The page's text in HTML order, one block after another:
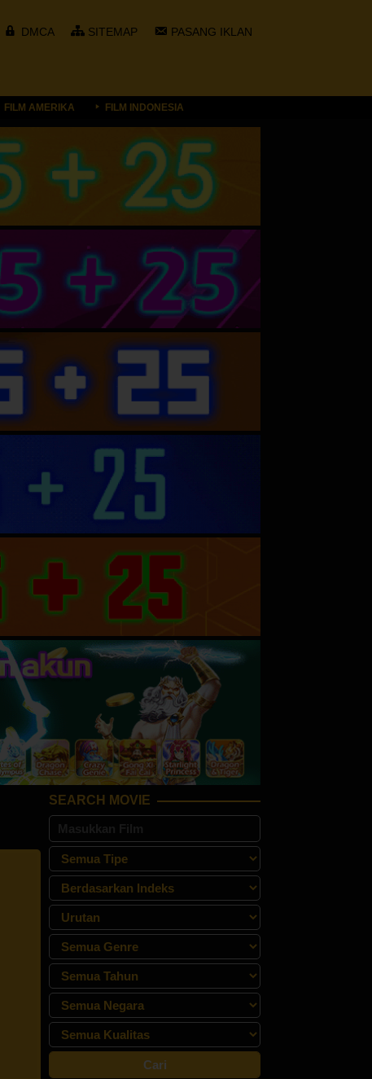
DMCA SITEMAP PASANG IKLAN
FILM AMERIKA FILM INDONESIA
SEARCH MOVIE